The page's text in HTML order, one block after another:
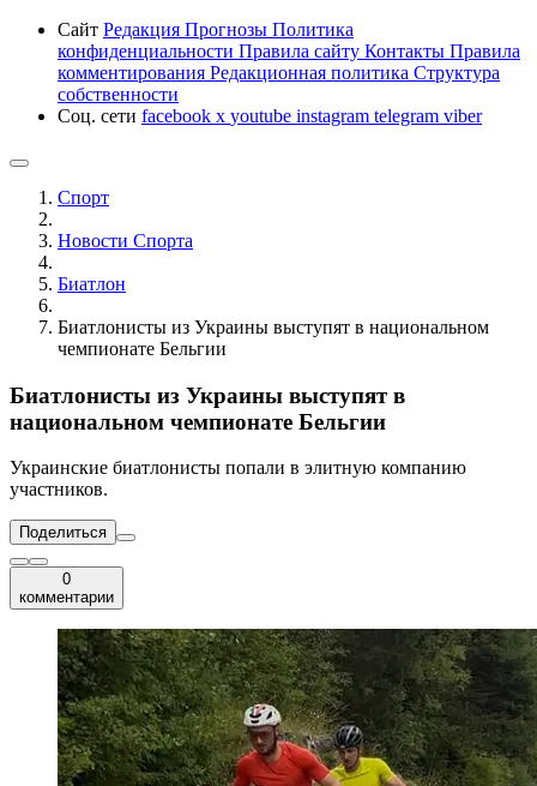
Сайт Редакция Прогнозы Политика
конфиденциальности Правила сайту Контакты Правила
комментирования Редакционная политика Структура
собственности
Соц. сети facebook x youtube instagram telegram viber
Спорт
Новости Cпорта
Биатлон
Биатлонисты из Украины выступят в национальном
чемпионате Бельгии
Биатлонисты из Украины выступят в
национальном чемпионате Бельгии
Украинские биатлонисты попали в элитную компанию
участников.
Поделиться
0
комментарии